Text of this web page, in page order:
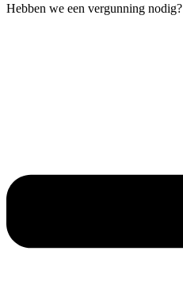
Hebben we een vergunning nodig?